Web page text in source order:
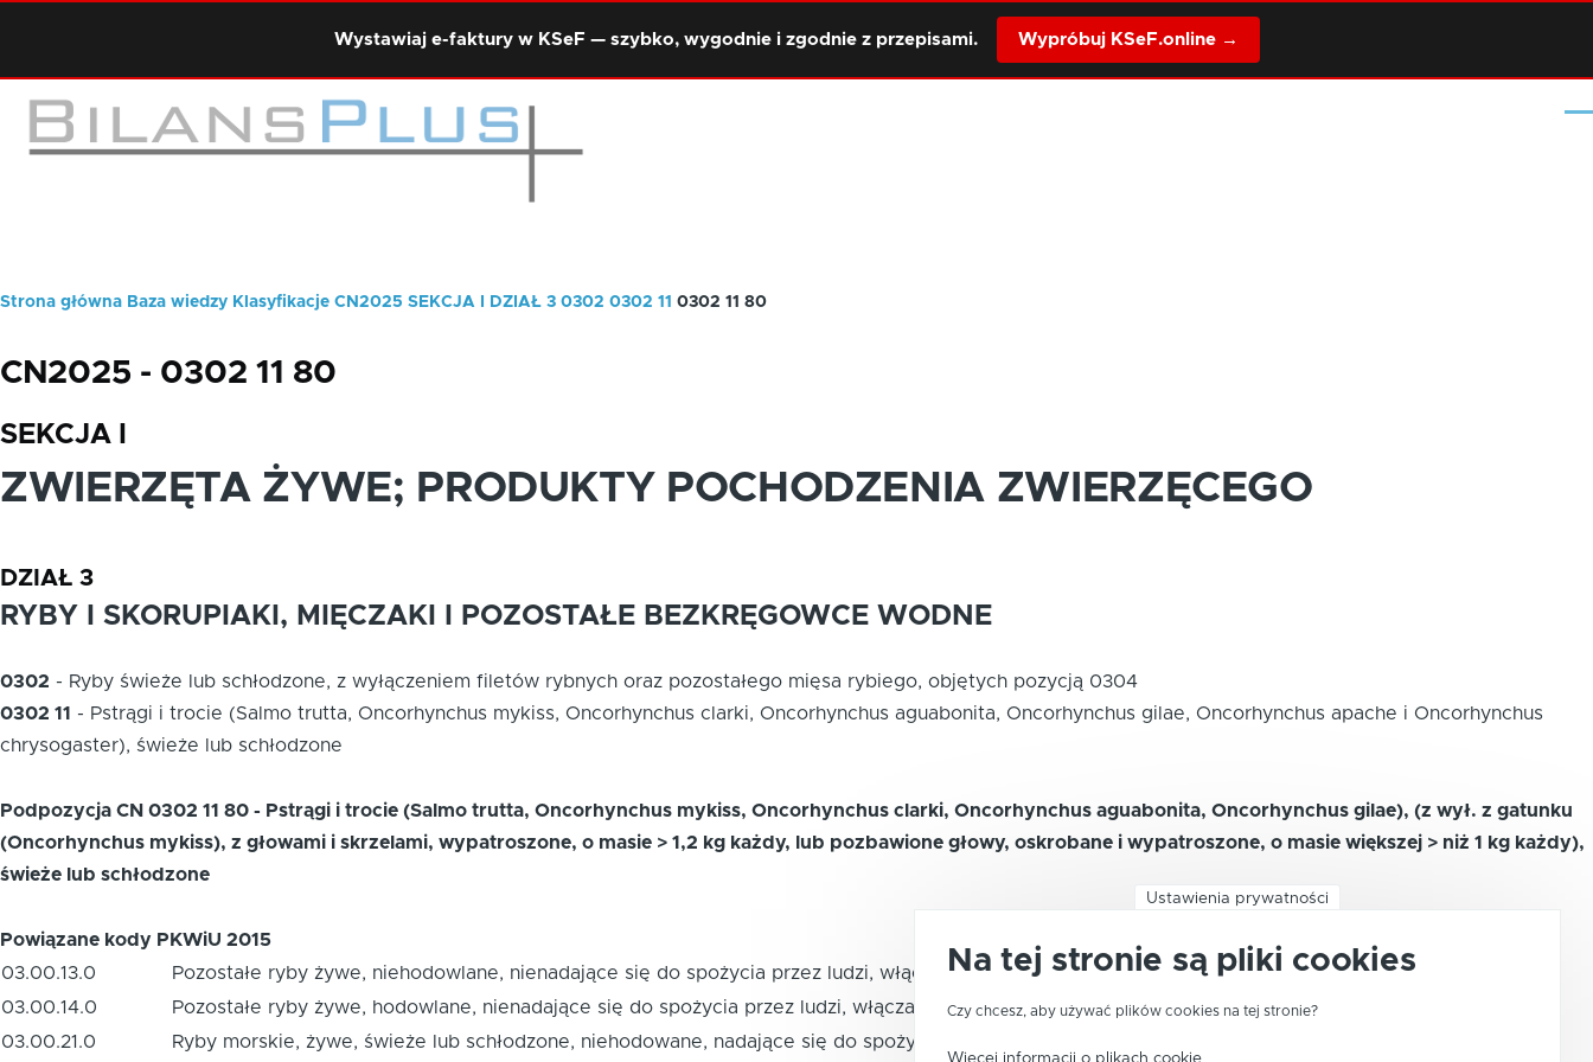
Wystawiaj e-faktury w KSeF — szybko, wygodnie i zgodnie z przepisami. Wypróbuj KSeF.online →
Ścieżka
Strona główna Baza wiedzy Klasyfikacje CN2025 SEKCJA I DZIAŁ 3 0302 0302 11 0302 11 80
CN2025 - 0302 11 80
SEKCJA I
ZWIERZĘTA ŻYWE; PRODUKTY POCHODZENIA ZWIERZĘCEGO
DZIAŁ 3
RYBY I SKORUPIAKI, MIĘCZAKI I POZOSTAŁE BEZKRĘGOWCE WODNE
0302 - Ryby świeże lub schłodzone, z wyłączeniem filetów rybnych oraz pozostałego mięsa rybiego, objętych pozycją 0304
0302 11
- Pstrągi i trocie (Salmo trutta, Oncorhynchus mykiss, Oncorhynchus clarki, Oncorhynchus aguabonita, Oncorhynchus gilae, Oncorhynchus apache i Oncorhynchus
chrysogaster), świeże lub schłodzone
Podpozycja CN 0302 11 80 - Pstrągi i trocie (Salmo trutta, Oncorhynchus mykiss, Oncorhynchus clarki, Oncorhynchus aguabonita, Oncorhynchus gilae), (z wył. z gatunku
(Oncorhynchus mykiss), z głowami i skrzelami, wypatroszone, o masie > 1,2 kg każdy, lub pozbawione głowy, oskrobane i wypatroszone, o masie większej > niż 1 kg każdy),
świeże lub schłodzone
Powiązane kody PKWiU 2015
03.00.13.0
Pozostałe ryby żywe, niehodowlane, nienadające się do spożycia przez ludzi, włączając pasze i nasiona stosowane w hodowli organizmów wodnych
03.00.14.0
Pozostałe ryby żywe, hodowlane, nienadające się do spożycia przez ludzi, włączając pasze i nasiona stosowane w hodowli organizmów wodnych
03.00.21.0
Ryby morskie, żywe, świeże lub schłodzone, niehodowane, nadające się do spożycia przez ludzi
Ustawienia prywatności
Na tej stronie są pliki cookies
Czy chcesz, aby używać plików cookies na tej stronie?
Więcej informacji o plikach cookie